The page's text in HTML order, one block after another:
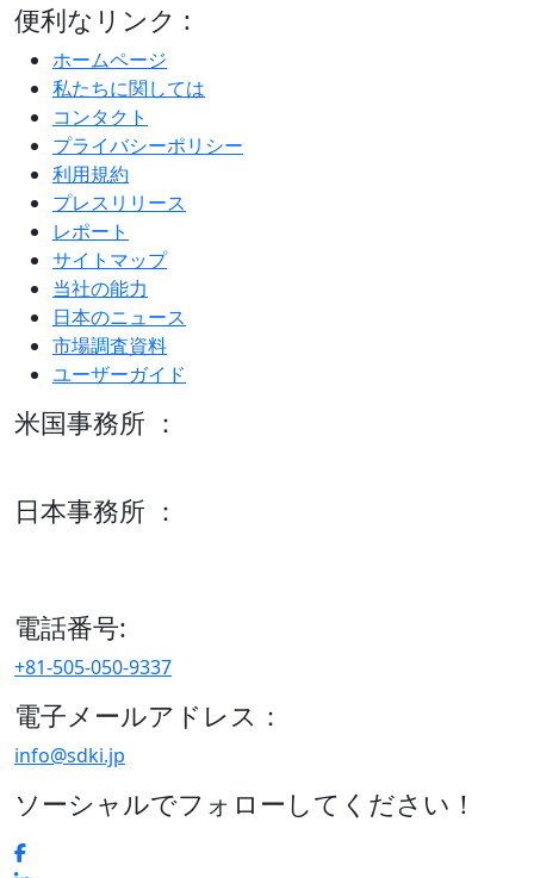
便利なリンク :
ホームページ
私たちに関しては
コンタクト
プライバシーポリシー
利用規約
プレスリリース
レポート
サイトマップ
当社の能力
日本のニュース
市場調査資料
ユーザーガイド
米国事務所 ：
日本事務所 ：
電話番号:
+81-505-050-9337
電子メールアドレス：
info@sdki.jp
ソーシャルでフォローしてください！